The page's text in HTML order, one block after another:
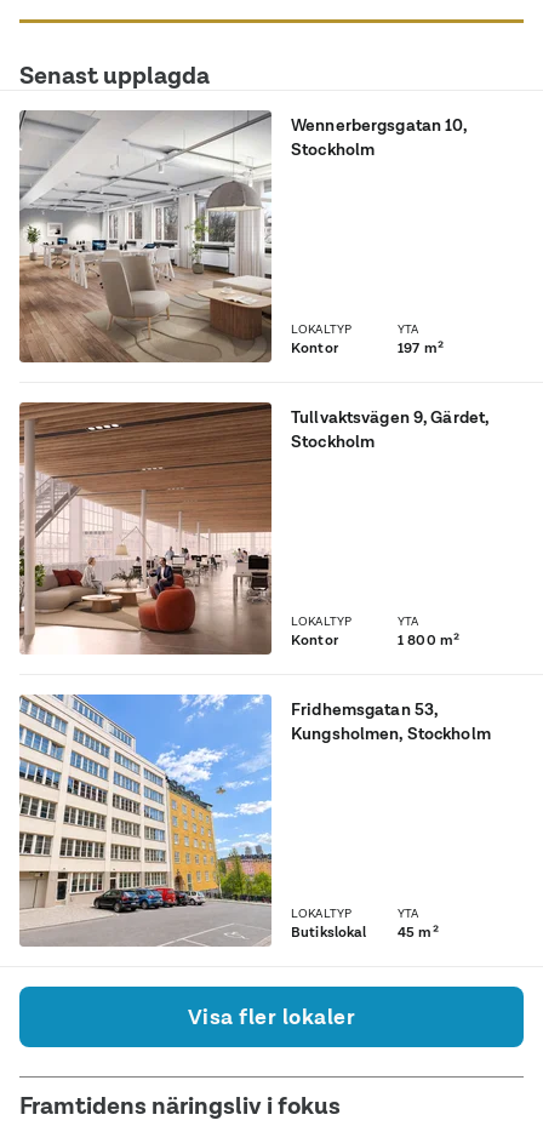
Senast upplagda
Wennerbergsgatan 10,
Stockholm
LOKALTYP
Kontor
YTA
197 m²
Tullvaktsvägen 9,Gärdet,
Stockholm
LOKALTYP
Kontor
YTA
1 800 m²
Fridhemsgatan 53,
Kungsholmen, Stockholm
LOKALTYP
Butikslokal
YTA
45 m²
Visa fler lokaler
Framtidens näringsliv i fokus